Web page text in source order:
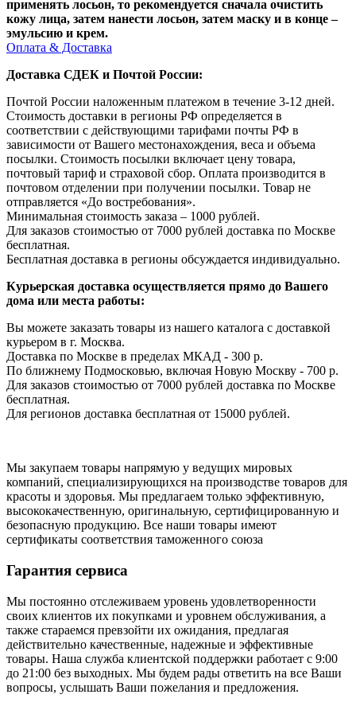
применять лосьон, то рекомендуется сначала очистить
кожу лица, затем нанести лосьон, затем маску и в конце –
эмульсию и крем.
Оплата & Доставка
Доставка СДЕК и Почтой России:
Почтой России наложенным платежом в течение 3-12 дней.
Стоимость доставки в регионы РФ определяется в
соответствии с действующими тарифами почты РФ в
зависимости от Вашего местонахождения, веса и объема
посылки. Стоимость посылки включает цену товара,
почтовый тариф и страховой сбор. Оплата производится в
почтовом отделении при получении посылки. Товар не
отправляется «До востребования».
Минимальная стоимость заказа – 1000 рублей.
Для заказов стоимостью от 7000 рублей доставка по Москве
бесплатная.
Бесплатная доставка в регионы обсуждается индивидуально.
Курьерская доставка осуществляется прямо до Вашего
дома или места работы:
Вы можете заказать товары из нашего каталога с доставкой
курьером в г. Москва.
Доставка по Москве в пределах МКАД - 300 р.
По ближнему Подмосковью, включая Новую Москву - 700 р.
Для заказов стоимостью от 7000 рублей доставка по Москве
бесплатная.
Для регионов доставка бесплатная от 15000 рублей.
Мы закупаем товары напрямую у ведущих мировых
компаний, специализирующихся на производстве товаров для
красоты и здоровья. Мы предлагаем только эффективную,
высококачественную, оригинальную, сертифицированную и
безопасную продукцию. Все наши товары имеют
сертификаты соответствия таможенного союза
Гарантия сервиса
Мы постоянно отслеживаем уровень удовлетворенности
своих клиентов их покупками и уровнем обслуживания, а
также стараемся превзойти их ожидания, предлагая
действительно качественные, надежные и эффективные
товары. Наша служба клиентской поддержки работает с 9:00
до 21:00 без выходных. Мы будем рады ответить на все Ваши
вопросы, услышать Ваши пожелания и предложения.